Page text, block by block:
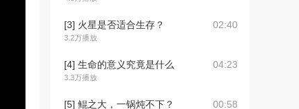
[3] 火星是否适合生存？
3.2万播放
02:40
[4] 生命的意义究竟是什么
3.3万播放
04:23
[5] 鲲之大，一锅炖不下？ 00:58